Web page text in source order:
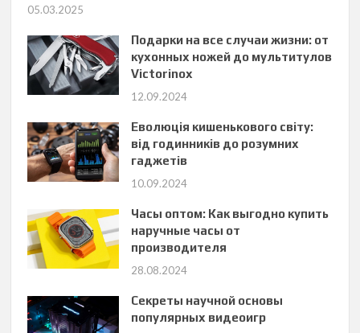
05.03.2025
Подарки на все случаи жизни: от
кухонных ножей до мультитулов
Victorinox
12.09.2024
Еволюція кишенькового світу:
від годинників до розумних
гаджетів
10.09.2024
Часы оптом: Как выгодно купить
наручные часы от
производителя
28.08.2024
Секреты научной основы
популярных видеоигр